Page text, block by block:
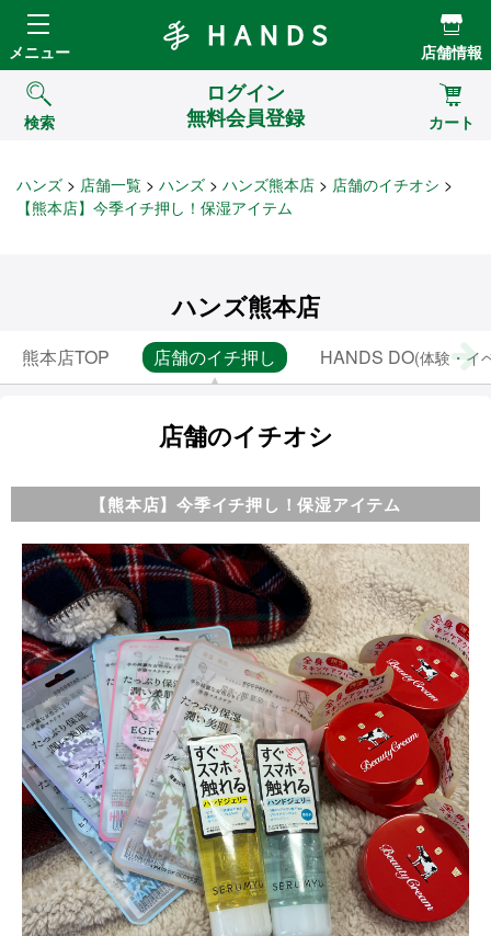
Hands ハンズ
メニュー 店舗情報
検索
ログイン
無料会員登録
カート
ハンズ 店舗一覧 ハンズ ハンズ熊本店
店舗のイチオシ
【熊本店】今季イチ押し！保湿アイテム
ハンズ熊本店
熊本店TOP 店舗のイチ押し HANDS DO(体験・イ
店舗のイチオシ
【熊本店】今季イチ押し！保湿アイテム